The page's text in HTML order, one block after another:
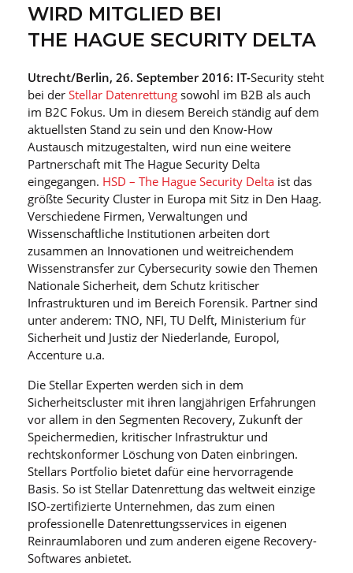
WIRD MITGLIED BEI
THE HAGUE SECURITY DELTA
Utrecht/Berlin, 26. September 2016: IT-Security steht
bei derStellar Datenrettung sowohl im B2B als auch
im B2C Fokus. Um in diesem Bereich ständig auf dem
aktuellsten Stand zu sein und den Know-How
Austausch mitzugestalten, wird nun eine weitere
Partnerschaft mit The Hague Security Delta
eingegangen. HSD – The Hague Security Delta ist das
größte Security Cluster in Europa mit Sitz in Den Haag.
Verschiedene Firmen, Verwaltungen und
Wissenschaftliche Institutionen arbeiten dort
zusammen an Innovationen und weitreichendem
Wissenstransfer zur Cybersecurity sowie den Themen
Nationale Sicherheit, dem Schutz kritischer
Infrastrukturen und im Bereich Forensik. Partner sind
unter anderem: TNO, NFI, TU Delft, Ministerium für
Sicherheit und Justiz der Niederlande, Europol,
Accenture u.a.
Die Stellar Experten werden sich in dem
Sicherheitscluster mit ihren langjährigen Erfahrungen
vor allem in den Segmenten Recovery, Zukunft der
Speichermedien, kritischer Infrastruktur und
rechtskonformer Löschung von Daten einbringen.
Stellars Portfolio bietet dafür eine hervorragende
Basis. So ist Stellar Datenrettung das weltweit einzige
ISO-zertifizierte Unternehmen, das zum einen
professionelle Datenrettungsservices in eigenen
Reinraumlaboren und zum anderen eigene Recovery-
Softwares anbietet.